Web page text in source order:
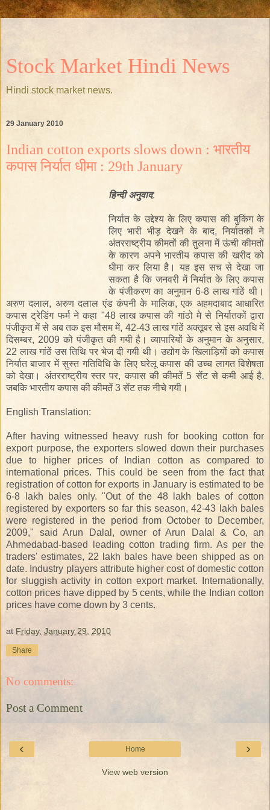
Stock Market Hindi News
Hindi stock market news.
29 January 2010
Indian cotton exports slows down : भारतीय
कपास निर्यात धीमा : 29th January
हिन्दी अनुवाद:
निर्यात के उद्देश्य के लिए कपास की बुकिंग के
लिए भारी भीड़ देखने के बाद, निर्यातकों ने
अंतरराष्ट्रीय कीमतों की तुलना में ऊंची कीमतों
के कारण अपने भारतीय कपास की खरीद को
धीमा कर लिया है। यह इस सच से देखा जा
सकता है कि जनवरी में निर्यात के लिए कपास
के पंजीकरण का अनुमान 6-8 लाख गांठें थी।
अरुण दलाल, अरुण दलाल एंड कंपनी के मालिक, एक अहमदाबाद आधारित
कपास ट्रेडिंग फर्म ने कहा "48 लाख कपास की गांठो मे से निर्यातकों द्वारा
पंजीकृत में से अब तक इस मौसम में, 42-43 लाख गांठें अक्तूबर से इस अवधि में
दिसम्बर, 2009 को पंजीकृत की गयी है। व्यापारियों के अनुमान के अनुसार,
22 लाख गांठें उस तिथि पर भेज दी गयी थी। उद्योग के खिलाड़ियों को कपास
निर्यात बाजार में सुस्त गतिविधि के लिए घरेलू कपास की उच्च लागत विशेषता
को देखा। अंतरराष्ट्रीय स्तर पर, कपास की कीमतें 5 सेंट से कमी आई है,
जबकि भारतीय कपास की कीमतें 3 सेंट तक नीचे गयी।
English Translation:
After having witnessed heavy rush for booking cotton for
export purpose, the exporters slowed down their purchases
due to higher prices of Indian cotton as compared to
international prices. This could be seen from the fact that
registration of cotton for exports in January is estimated to be
6-8 lakh bales only. "Out of the 48 lakh bales of cotton
registered by exporters so far this season, 42-43 lakh bales
were registered in the period from October to December,
2009," said Arun Dalal, owner of Arun Dalal & Co, an
Ahmedabad-based leading cotton trading firm. As per the
traders' estimates, 22 lakh bales have been shipped as on
date. Industry players attribute higher cost of domestic cotton
for sluggish activity in cotton export market. Internationally,
cotton prices have dipped by 5 cents, while the Indian cotton
prices have come down by 3 cents.
at Friday, January 29, 2010
Share
No comments:
Post a Comment
‹ ›
Home
View web version